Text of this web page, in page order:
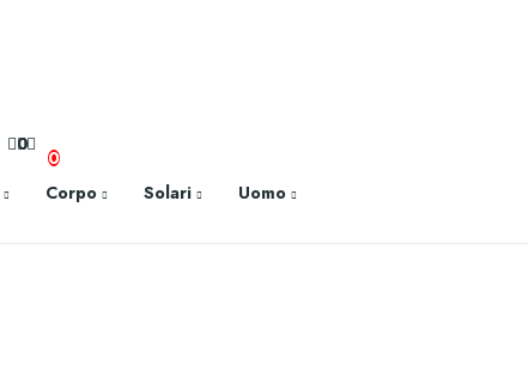
0
0
Corpo Solari
Uomo